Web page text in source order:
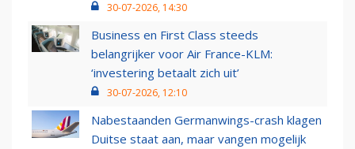
30-07-2026, 14:30
Business en First Class steeds
belangrijker voor Air France-KLM:
‘investering betaalt zich uit’
30-07-2026, 12:10
Nabestaanden Germanwings-crash klagen
Duitse staat aan, maar vangen mogelijk